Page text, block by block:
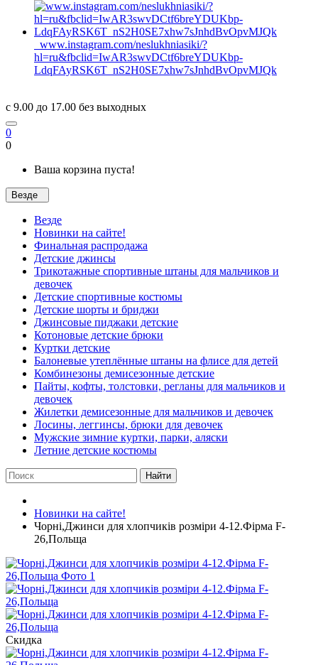
www.instagram.com/neslukhniasiki/?
hl=ru&fbclid=IwAR3swvDCtf6breYDUKbp-
LdqFAyRSK6T_nS2H0SE7xhw7sJnhdBvOpvMJQk
c 9.00 до 17.00 без выходных
0
0
Ваша корзина пуста!
Везде
Везде
Новинки на сайте!
Финальная распродажа
Детские джинсы
Трикотажные спортивные штаны для мальчиков и
девочек
Детские спортивные костюмы
Детские шорты и бриджи
Джинсовые пиджаки детские
Котоновые детские брюки
Куртки детские
Балоневые утеплённые штаны на флисе для детей
Комбинезоны демисезонные детские
Пайты, кофты, толстовки, регланы для мальчиков и
девочек
Жилетки демисезонные для мальчиков и девочек
Лосины, леггинсы, брюки для девочек
Мужские зимние куртки, парки, аляски
Летние детские костюмы
Найти
Новинки на сайте!
Чорні,Джинси для хлопчиків розміри 4-12.Фірма F-
26,Польща
Скидка